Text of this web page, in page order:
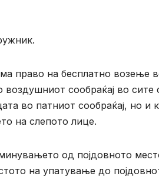
право на бесплатно возење
сообраќај во сите
во патниот сообраќај, но и
на слепото лице.
од појдовното
на упатување до